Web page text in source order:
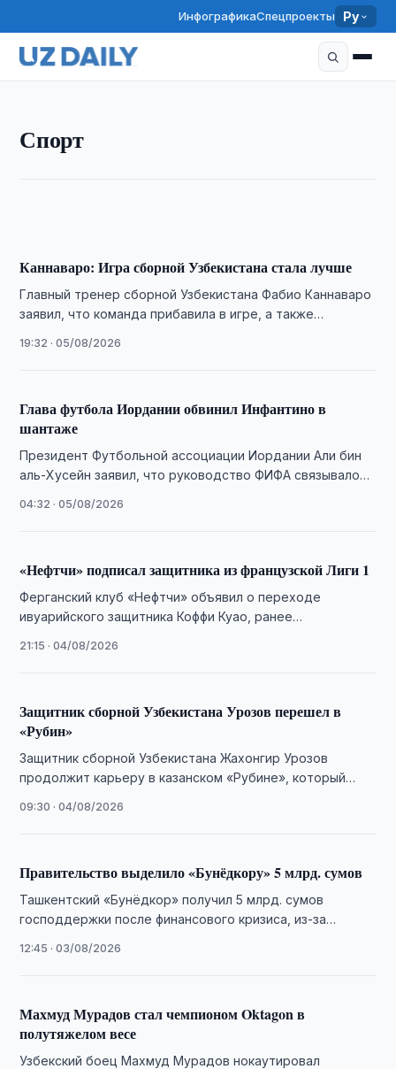
ИнфографикаСпецпроекты Ру
Спорт
Каннаваро заявил, что в сборной Узбекистана был
«крот»
Каннаваро: Игра сборной Узбекистана стала лучше
Главный тренер сборной Узбекистана Фабио Каннаваро
заявил, что команда прибавила в игре, а также
19:32 · 05/08/2026
Глава футбола Иордании обвинил Инфантино в
шантаже
Президент Футбольной ассоциации Иордании Али бин
аль-Хусейн заявил, что руководство ФИФА связывало
Джанни Инфантино.
04:32 · 05/08/2026
«Нефтчи» подписал защитника из французской Лиги 1
Ферганский клуб «Нефтчи» объявил о переходе
ивуарийского защитника Коффи Куао, ранее
21:15 · 04/08/2026
Защитник сборной Узбекистана Урозов перешел в
«Рубин»
Защитник сборной Узбекистана Жахонгир Урозов
продолжит карьеру в казанском «Рубине», который
конца 2026 года.
09:30 · 04/08/2026
Правительство выделило «Бунёдкору» 5 млрд. сумов
Ташкентский «Бунёдкор» получил 5 млрд. сумов
господдержки после финансового кризиса, из-за
12:45 · 03/08/2026
Махмуд Мурадов стал чемпионом Oktagon в
полутяжелом весе
Узбекский боец Махмуд Мурадов нокаутировал